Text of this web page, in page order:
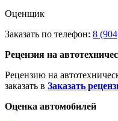
Оценщик
Заказать по телефон: 8
Рецензия на
Рецензию на
заказать в Заказать
Оценка автомобилей